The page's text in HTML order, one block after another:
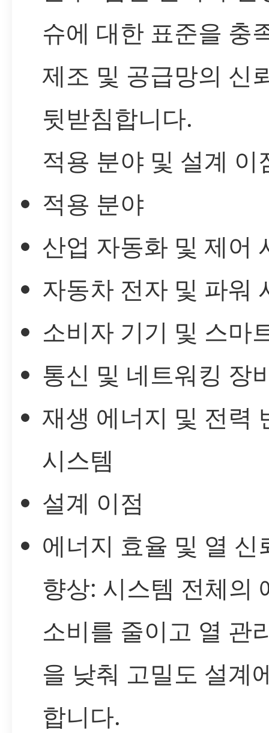
슈에 대한 표준을 충
제조 및 공급망의 신
뒷받침합니다.
적용 분야 및 설계 이
적용 분야
산업 자동화 및 제어
자동차 전자 및 파워
소비자 기기 및 스마
통신 및 네트워킹 장
재생 에너지 및 전력
시스템
설계 이점
에너지 효율 및 열 신
향상: 시스템 전체의
소비를 줄이고 열 관
을 낮춰 고밀도 설계
합니다.